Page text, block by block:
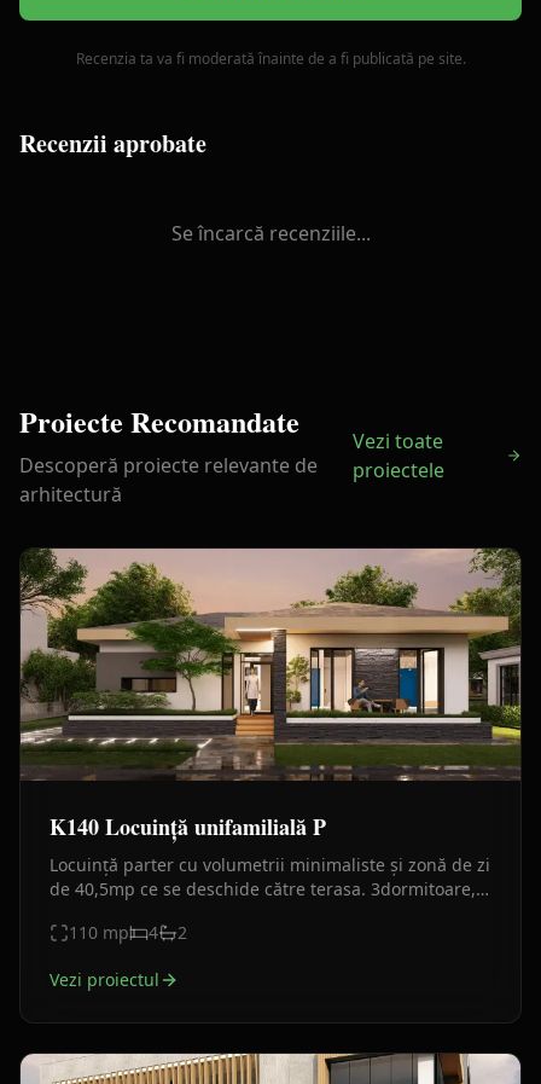
Recenzia ta va fi moderată înainte de a fi publicată pe site.
Recenzii aprobate
Se încarcă recenziile...
Proiecte Recomandate
Descoperă proiecte relevante de
arhitectură
Vezi toate
proiectele
K140 Locuință unifamilială P
Locuință parter cu volumetrii minimaliste și zonă de zi
de 40,5mp ce se deschide către terasa. 3dormitoare,
110 mp 4 2
Vezi proiectul